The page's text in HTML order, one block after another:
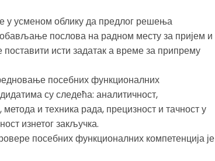
у усменом облику да предлог решења
обављање послова на радном месту за пријем и
исти задатак а време за припрему
посебних функционалних
су следећа: аналитичност,
и техника рада, прецизност и тачност у
изнетог закључка.
посебних функционалних компетенција је